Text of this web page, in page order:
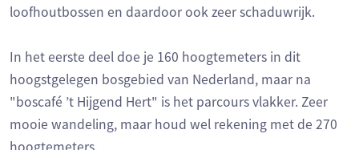
loofhoutbossen en daardoor ook zeer schaduwrijk.
In het eerste deel doe je 160 hoogtemeters in dit
hoogstgelegen bosgebied van Nederland, maar na
"boscafé ’t Hijgend Hert" is het parcours vlakker. Zeer
mooie wandeling, maar houd wel rekening met de 270